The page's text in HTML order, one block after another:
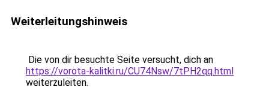
Weiterleitungshinweis
Die von dir besuchte Seite versucht, dich an
https://vorota-kalitki.ru/CU74Nsw/7tPH2qq.html
weiterzuleiten.